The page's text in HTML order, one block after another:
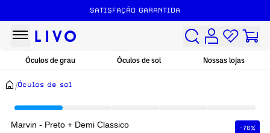
SATISFAÇÃO GARANTIDA
Óculos de grau Óculos de sol Nossas lojas
/Óculos de sol
Marvin - Preto + Demi Classico -70%